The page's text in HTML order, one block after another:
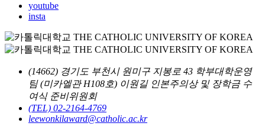
youtube
insta
(14662) 경기도 부천시 원미구 지봉로 43 학부대학운영
팀 (미카엘관 H108호) 이원길 인본주의상 및 장학금 수
여식 준비위원회
(TEL) 02-2164-4769
leewonkilaward@catholic.ac.kr